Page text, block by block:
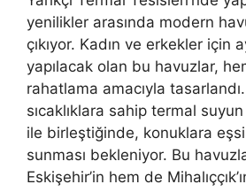
yenilikler arasında modern
çıkıyor. Kadın ve erkekler için
yapılacak olan bu havuzlar,
rahatlama amacıyla
sıcaklıklara sahip termal suyun
ile birleştiğinde, konuklara
sunması bekleniyor. Bu
Eskişehir’in hem de